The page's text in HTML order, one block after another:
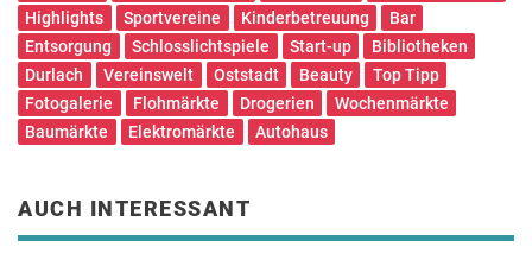
Highlights
Sportvereine Kinderbetreuung
Bar
Entsorgung
Schlosslichtspiele Start-up
Bibliotheken
Durlach
Vereinswelt Oststadt Beauty
Top Tipp
Fotogalerie
Flohmärkte Drogerien
Wochenmärkte
Baumärkte
Elektromärkte Autohaus
AUCH INTERESSANT